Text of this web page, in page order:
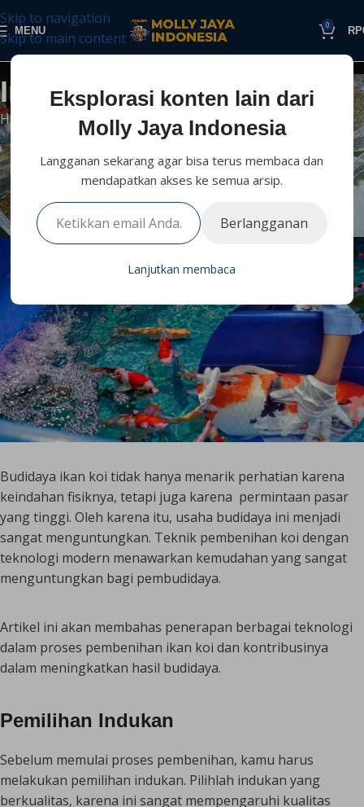
Skip to navigation
Skip to main content
MENU 0 RP
Informasi Perikanan
Home Teknologi dan Inovasi
TEKNOLOGI DAN INOVASI
Teknik Pembenihan Koi dengan
Teknologi Modern
mollyjaya.idOn Oktober 20, 2024 0
Budidaya ikan koi tidak hanya menarik perhatian karena
keindahan fisiknya, tetapi juga karena permintaan pasar
yang tinggi. Oleh karena itu, usaha budidaya ini menjadi
sangat menguntungkan. Teknik pembenihan koi dengan
teknologi modern menawarkan kemudahan yang sangat
menguntungkan bagi pembudidaya.
Artikel ini akan membahas penerapan berbagai teknologi
dalam proses pembenihan ikan koi dan kontribusinya
dalam meningkatkan hasil budidaya.
Pemilihan Indukan
Sebelum memulai proses pembenihan, kamu harus
melakukan pemilihan indukan. Pilihlah indukan yang
berkualitas, karena ini sangat mempengaruhi kualitas
Eksplorasi konten lain dari
Molly Jaya Indonesia
Langganan sekarang agar bisa terus membaca dan
mendapatkan akses ke semua arsip.
Berlangganan
Lanjutkan membaca